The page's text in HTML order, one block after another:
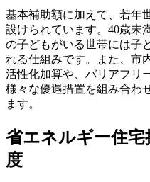
基本補助額に加えて、若年
設けられています。40歳未
の子どもがいる世帯には子
れる仕組みです。また、市
活性化加算や、バリアフリ
様々な優遇措置を組み合わ
ます。
省エネルギー住宅
度